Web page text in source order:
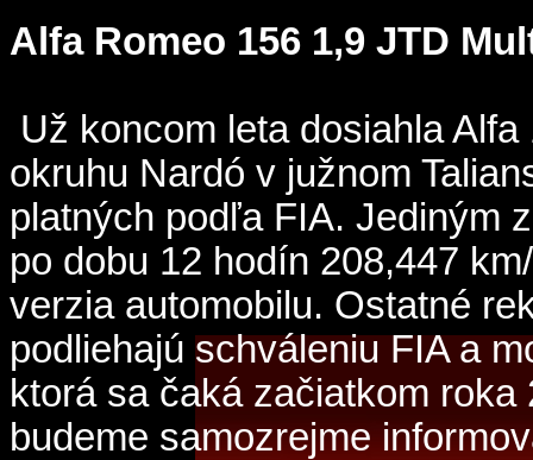
Alfa Romeo 156 1,9 JTD
Už koncom leta dosiahla
okruhu Nardó v južnom
platných podľa FIA. Jediným
po dobu 12 hodín 208,447
verzia automobilu. Ostatné
podliehajú schváleniu FIA a
ktorá sa čaká začiatkom
budeme samozrejme